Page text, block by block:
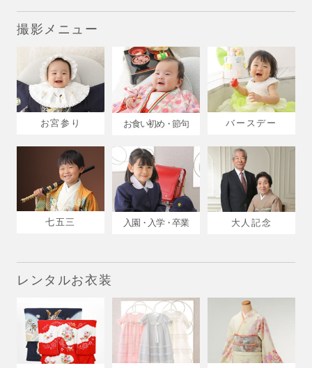
撮影メニュー
お宮参り お食い初め・節句 バースデー
七五三 入園・入学・卒業 大人記念
レンタルお衣装